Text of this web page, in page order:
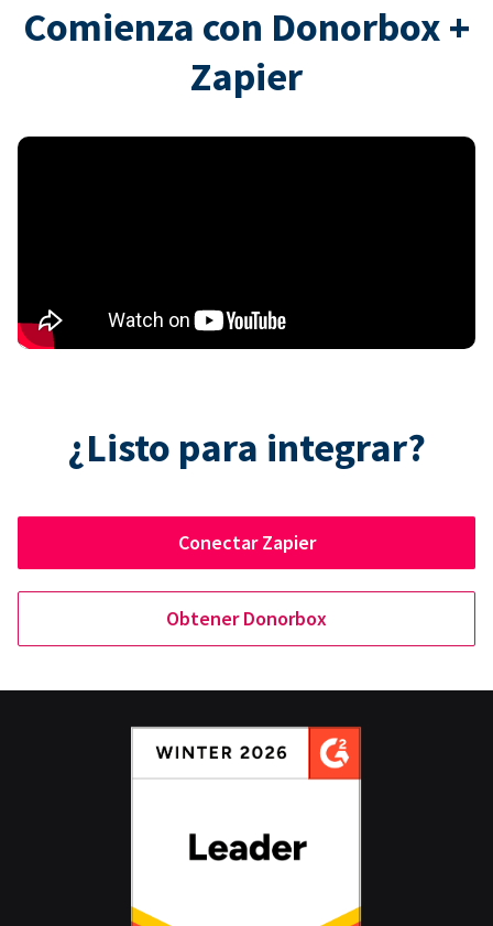
Comienza con Donorbox +
Zapier
¿Listo para integrar?
Conectar Zapier
Obtener Donorbox